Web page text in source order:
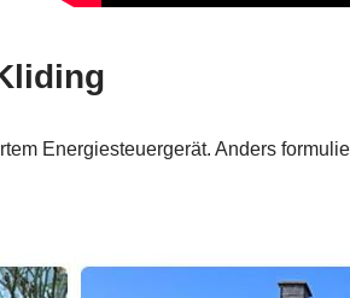
Energiesteuergerät. Anders